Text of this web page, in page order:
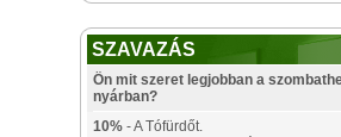
SZAVAZÁS
Ön mit szeret legjobban a
nyárban?
10% - A Tófürdőt.